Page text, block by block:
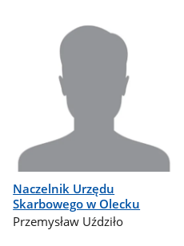
Naczelnik Urzędu
Skarbowego w Olecku
Przemysław Uździło